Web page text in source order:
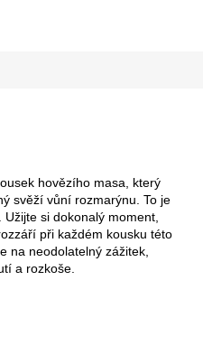
hovězího masa, který
svěží vůní rozmarýnu. To je
si dokonalý moment,
při každém kousku této
na neodolatelný zážitek,
a rozkoše.